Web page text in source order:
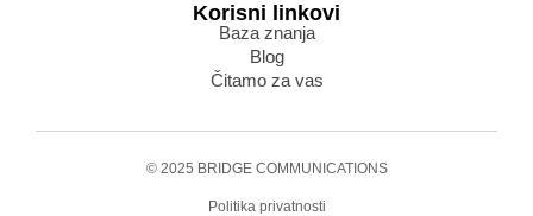
Korisni linkovi
Baza znanja
Blog
Čitamo za vas
© 2025 BRIDGE COMMUNICATIONS
Politika privatnosti